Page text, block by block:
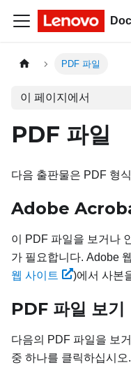
PDF 파일
이 페이지에서
PDF 파일
다음 출판물은 PDF 형
Adobe
이 PDF 파일을 보거나
가 필요합니다. Adobe
웹 사이트
)에서 사본
PDF 파일 보기
다음의 PDF 파일을 보
중 하나를 클릭하십시오.